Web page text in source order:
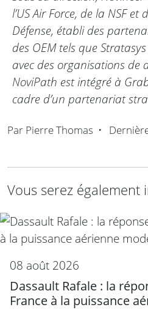
l’US Air Force, de la NSF
Défense, établi des
des OEM tels que
avec des organisations de
NoviPath est intégré à
cadre d’un partenariat
Par Pierre Thomas •
Vous serez également
08 août 2026
Dassault Rafale : la
France à la puissance